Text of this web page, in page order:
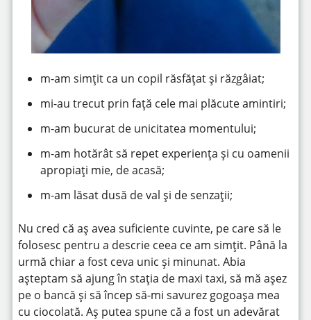
m-am simțit ca un copil răsfățat și răzgâiat;
mi-au trecut prin față cele mai plăcute amintiri;
m-am bucurat de unicitatea momentului;
m-am hotărât să repet experiența și cu oamenii
apropiați mie, de acasă;
m-am lăsat dusă de val și de senzații;
Nu cred că aș avea suficiente cuvinte, pe care să le
folosesc pentru a descrie ceea ce am simțit. Până la
urmă chiar a fost ceva unic și minunat. Abia
așteptam să ajung în stația de maxi taxi, să mă așez
pe o bancă și să încep să-mi savurez gogoașa mea
cu ciocolată. Aș putea spune că a fost un adevărat